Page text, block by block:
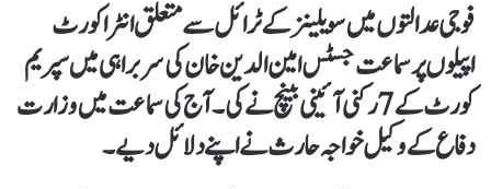
فوجی عدالتوں میں سویلینز کے ٹرائل سے متعلق انٹرا کورٹ
اپیلوں پر سماعت جسٹس امین الدین خان کی سربراہی میں سپریم
کورٹ کے 7 رکنی آئینی بینچ نے کی۔ آج کی سماعت میں وزارت
دفاع کے وکیل خواجہ حارث نے اپنے دلائل دیے۔